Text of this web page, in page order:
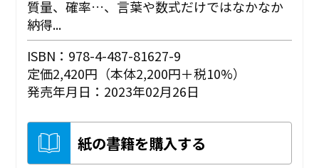
質量、確率…、言葉や数式だけではなかなか
納得...
ISBN：978-4-487-81627-9
定価2,420円（本体2,200円＋税10%）
発売年月日：2023年02月26日
紙の書籍を購入する